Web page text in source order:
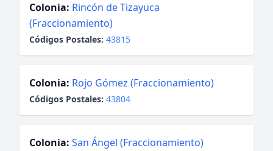
Colonia: Rincón de Tizayuca
(Fraccionamiento)
Códigos Postales: 43815
Colonia: Rojo Gómez (Fraccionamiento)
Códigos Postales: 43804
Colonia: San Ángel (Fraccionamiento)